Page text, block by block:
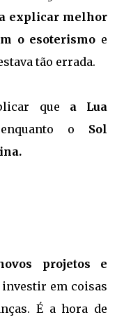
explicar melhor
o esoterismo e
tão errada.
que a Lua
o Sol
projetos e
em coisas
É a hora de